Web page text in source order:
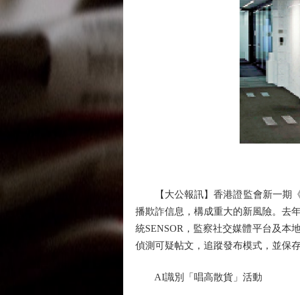
【大公報訊】香港證監會新一期《
播欺詐信息，構成重大的新風險。去
統SENSOR，監察社交媒體平台及本
偵測可疑帖文，追蹤發布模式，並保
AI識別「唱高散貨」活動